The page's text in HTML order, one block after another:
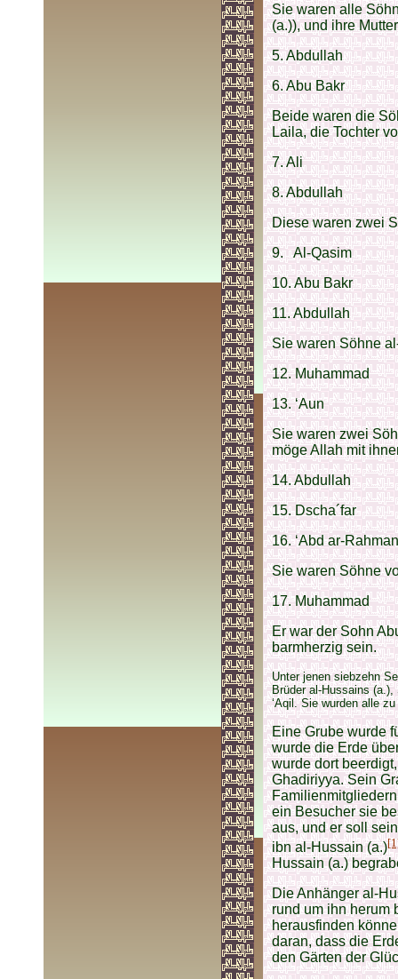
Sie waren alle
(a.)), und ihre
5. Abdullah
6. Abu Bakr
Beide waren die
Laila, die Tochter
7. Ali
8. Abdullah
Diese waren zwei
9. Al-Qasim
10. Abu Bakr
11. Abdullah
Sie waren Söhne
12. Muhammad
13. ‘Aun
Sie waren zwei
möge Allah mit
14. Abdullah
15. Dscha´far
16. ‘Abd ar-Rahman
Sie waren Söhne
17. Muhammad
Er war der Sohn
barmherzig sein.
Unter jenen siebzehn
Brüder al-Hussains (a.),
‘Aqil. Sie wurden alle
Eine Grube wurde
wurde die Erde
wurde dort
Ghadiriyya. Sein
ein Besucher sie
aus, und er soll
ibn al-Hussain (a.)
Hussain (a.)
Die Anhänger al-
rund um ihn herum
herausfinden
daran, dass die
den Gärten der